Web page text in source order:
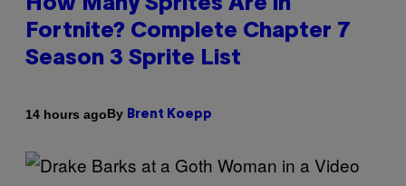
How Many Sprites Are in
Fortnite? Complete Chapter 7
Season 3 Sprite List
14 hours agoBy Brent Koepp